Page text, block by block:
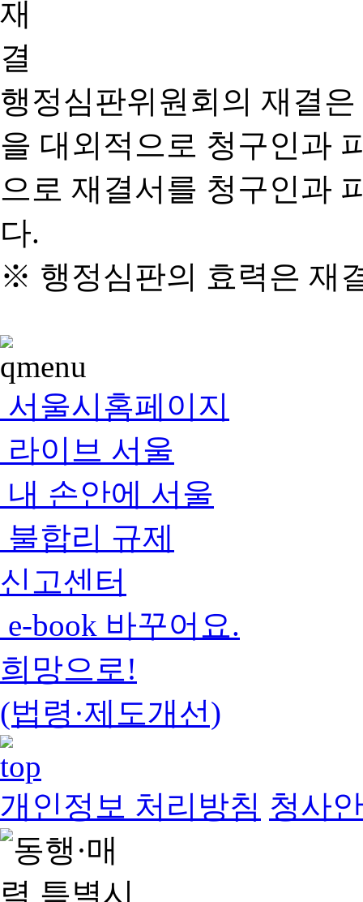
행정심판위원회의 재결
을 대외적으로 청구인과
으로 재결서를 청구인과
다.
※ 행정심판의 효력은 재
서울시홈페이지
라이브 서울
내 손안에 서울
불합리 규제
신고센터
e-book 바꾸어요.
희망으로!
(법령·제도개선)
개인정보 처리방침 청사